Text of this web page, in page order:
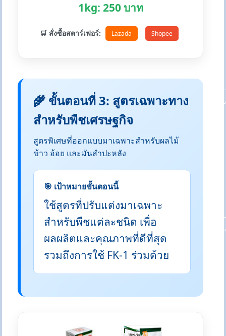
1kg: 250 บาท
🛒 สั่งซื้อสตาร์เฟอร์: Lazada Shopee
🌾 ขั้นตอนที่ 3: สูตรเฉพาะทาง
สำหรับพืชเศรษฐกิจ
สูตรพิเศษที่ออกแบบมาเฉพาะสำหรับผลไม้
ข้าว อ้อย และมันสำปะหลัง
🎯 เป้าหมายขั้นตอนนี้
ใช้สูตรที่ปรับแต่งมาเฉพาะ
สำหรับพืชแต่ละชนิด เพื่อ
ผลผลิตและคุณภาพที่ดีที่สุด
รวมถึงการใช้ FK-1 ร่วมด้วย